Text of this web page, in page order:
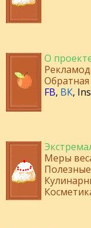
О
Обратная
FB, ВК,
Меры